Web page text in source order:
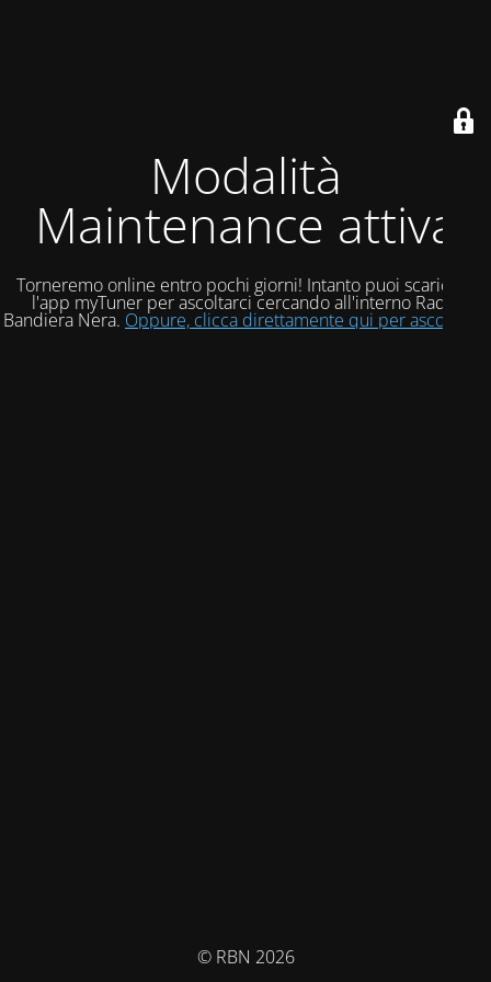
Modalità
Maintenance attiva
Torneremo online entro pochi giorni! Intanto puoi scaricare
l'app myTuner per ascoltarci cercando all'interno Radio
Bandiera Nera. Oppure, clicca direttamente qui per ascoltarci!
© RBN 2026